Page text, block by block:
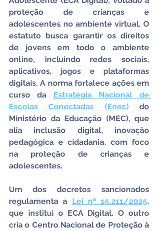
proteção de crianças e
adolescentes no ambiente virtual. O
estatuto busca garantir os direitos
de jovens em todo o ambiente
online, incluindo redes sociais,
aplicativos, jogos e plataformas
digitais. A norma fortalece ações em
curso da Estratégia Nacional de
Escolas Conectadas (Enec) do
Ministério da Educação (MEC), que
alia inclusão digital, inovação
pedagógica e cidadania, com foco
na proteção de crianças e
adolescentes.
Um dos decretos sancionados
regulamenta a Lei nº 15.211/2025,
que institui o ECA Digital. O outro
cria o Centro Nacional de Proteção à